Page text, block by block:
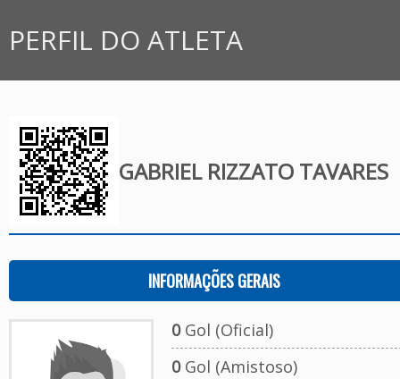
PERFIL DO ATLETA
GABRIEL RIZZATO TAVARES
INFORMAÇÕES GERAIS
0Gol (Oficial)
0Gol (Amistoso)